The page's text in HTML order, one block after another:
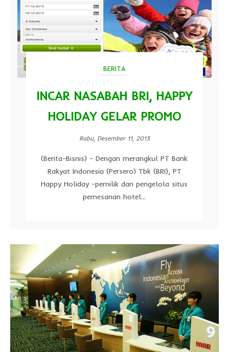
BERITA
INCAR NASABAH BRI, HAPPY
HOLIDAY GELAR PROMO
Rabu, Desember 11, 2013
(Berita-Bisnis) - Dengan merangkul PT Bank
Rakyat Indonesia (Persero) Tbk (BRI), PT
Happy Holiday -pemilik dan pengelola situs
pemesanan hotel...